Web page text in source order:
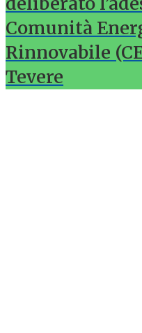
Comunità
Rinnovabile
Tevere